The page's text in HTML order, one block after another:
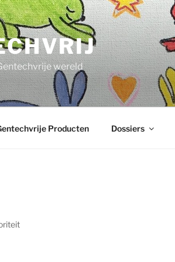
wereld
Producten Dossiers